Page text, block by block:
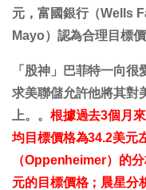
元，富國銀行（Wells
Mayo）認為合理目標價
「股神」巴菲特一向
求美聯儲允許他將其對
上。。 根據過去3個月
均目標價格為34.2美元
（Oppenheimer）的
元的目標價格；晨星分